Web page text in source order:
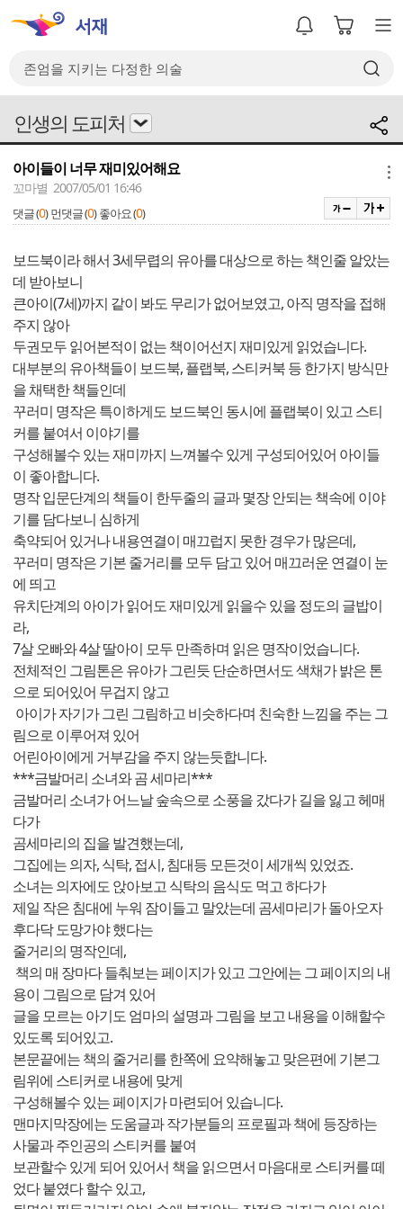
인생의 도피처
아이들이 너무 재미있어해요
꼬마별 2007/05/01 16:46
댓글 (0) 먼댓글 (0) 좋아요 (0)
보드북이라 해서 3세무렵의 유아를 대상으로 하는 책인줄 알았는
데 받아보니
큰아이(7세)까지 같이 봐도 무리가 없어보였고, 아직 명작을 접해
주지 않아
두권모두 읽어본적이 없는 책이어선지 재미있게 읽었습니다.
대부분의 유아책들이 보드북, 플랩북, 스티커북 등 한가지 방식만
을 채택한 책들인데
꾸러미 명작은 특이하게도 보드북인 동시에 플랩북이 있고 스티
커를 붙여서 이야기를
구성해볼수 있는 재미까지 느껴볼수 있게 구성되어있어 아이들
이 좋아합니다.
명작 입문단계의 책들이 한두줄의 글과 몇장 안되는 책속에 이야
기를 담다보니 심하게
축약되어 있거나 내용연결이 매끄럽지 못한 경우가 많은데,
꾸러미 명작은 기본 줄거리를 모두 담고 있어 매끄러운 연결이 눈
에 띄고
유치단계의 아이가 읽어도 재미있게 읽을수 있을 정도의 글밥이
라,
7살 오빠와 4살 딸아이 모두 만족하며 읽은 명작이었습니다.
전체적인 그림톤은 유아가 그린듯 단순하면서도 색채가 밝은 톤
으로 되어있어 무겁지 않고
아이가 자기가 그린 그림하고 비슷하다며 친숙한 느낌을 주는 그
림으로 이루어져 있어
어린아이에게 거부감을 주지 않는듯합니다.
***금발머리 소녀와 곰 세마리***
금발머리 소녀가 어느날 숲속으로 소풍을 갔다가 길을 잃고 헤매
다가
곰세마리의 집을 발견했는데,
그집에는 의자, 식탁, 접시, 침대등 모든것이 세개씩 있었죠.
소녀는 의자에도 앉아보고 식탁의 음식도 먹고 하다가
제일 작은 침대에 누워 잠이들고 말았는데 곰세마리가 돌아오자
후다닥 도망가야 했다는
줄거리의 명작인데,
책의 매 장마다 들춰보는 페이지가 있고 그안에는 그 페이지의 내
용이 그림으로 담겨 있어
글을 모르는 아기도 엄마의 설명과 그림을 보고 내용을 이해할수
있도록 되어있고.
본문끝에는 책의 줄거리를 한쪽에 요약해놓고 맞은편에 기본그
림위에 스티커로 내용에 맞게
구성해볼수 있는 페이지가 마련되어 있습니다.
맨마지막장에는 도움글과 작가분들의 프로필과 책에 등장하는
사물과 주인공의 스티커를 붙여
보관할수 있게 되어 있어서 책을 읽으면서 마음대로 스티커를 떼
었다 붙였다 할수 있고,